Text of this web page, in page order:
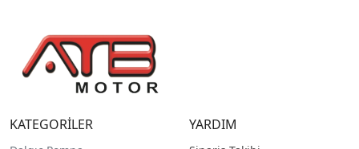
KATEGORİLER YARDIM